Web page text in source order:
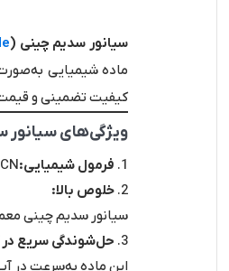
سیانور سدیم چینی (
ماده شیمیایی به‌صورت
کیفیت تضمینی و
ویژگی‌های سیانور
فرمول شیمیایی:
خلوص بالا:
سیانور سدیم چینی معمولاً با خلوص 98% تا 99% تولید می‌شود که برای
حل‌شوندگی سریع
این ماده به‌سرعت در